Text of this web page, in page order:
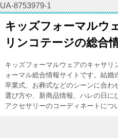
UA-8753979-1
キッズフォーマル
リンコテージの総合
キッズフォーマルウェアのキャサリ
ォーマル総合情報サイトです。結婚
卒業式、お葬式などのシーンに合わ
選び方や、新商品情報、ハレの日に
アクセサリーのコーディネートにつ